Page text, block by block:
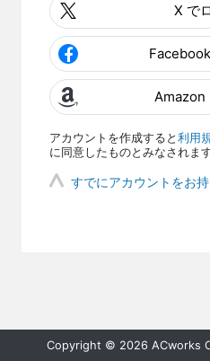
X で
Amazon
アカウントを作成すると 利用
に同意したものとみなされます
すでにアカウントをお
Copyright © 2026 ACworks